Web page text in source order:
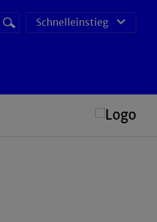
Suchbegriff
Suche
starten
Schnelleinstieg